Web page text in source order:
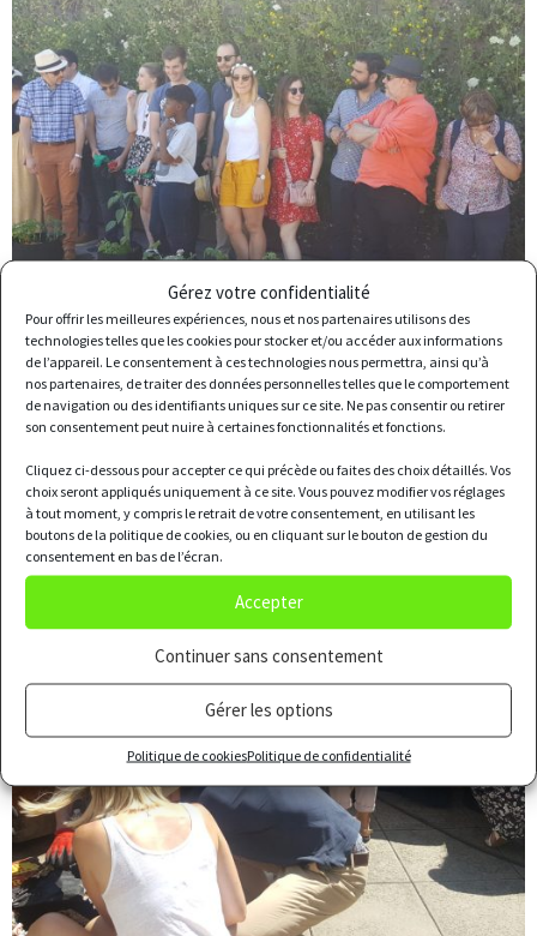
Gérez votre confidentialité
Pour offrir les meilleures expériences, nous et nos partenaires utilisons des
technologies telles que les cookies pour stocker et/ou accéder aux informations
de l’appareil. Le consentement à ces technologies nous permettra, ainsi qu’à
nos partenaires, de traiter des données personnelles telles que le comportement
de navigation ou des identifiants uniques sur ce site. Ne pas consentir ou retirer
son consentement peut nuire à certaines fonctionnalités et fonctions.
Cliquez ci-dessous pour accepter ce qui précède ou faites des choix détaillés. Vos
choix seront appliqués uniquement à ce site. Vous pouvez modifier vos réglages
à tout moment, y compris le retrait de votre consentement, en utilisant les
boutons de la politique de cookies, ou en cliquant sur le bouton de gestion du
consentement en bas de l’écran.
Accepter
Continuer sans consentement
Gérer les options
Politique de cookiesPolitique de confidentialité